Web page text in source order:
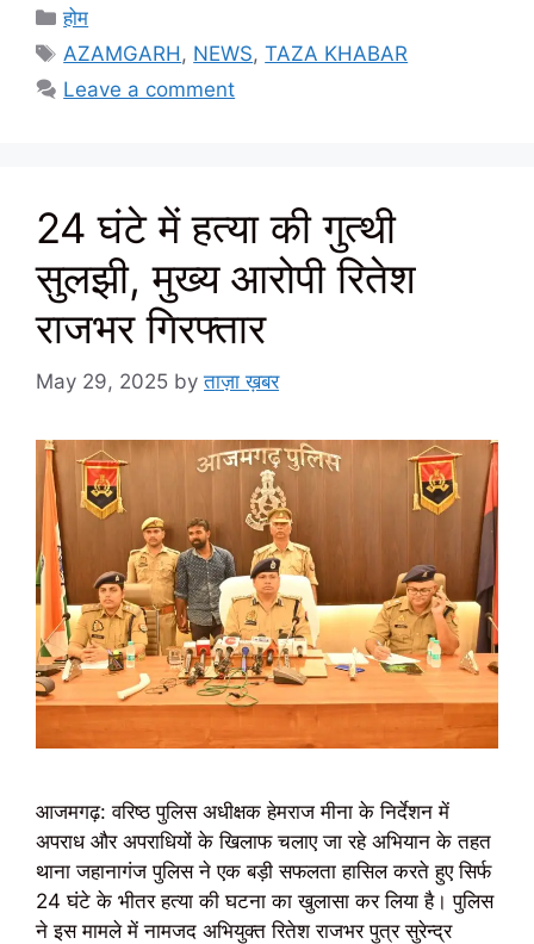
Categories
होम
Tags
AZAMGARH, NEWS,TAZA KHABAR
Leave a comment
24 घंटे में हत्या की गुत्थी
सुलझी, मुख्य आरोपी रितेश
राजभर गिरफ्तार
May 29, 2025 byताज़ा ख़बर
आजमगढ़: वरिष्ठ पुलिस अधीक्षक हेमराज मीना के निर्देशन में
अपराध और अपराधियों के खिलाफ चलाए जा रहे अभियान के तहत
थाना जहानागंज पुलिस ने एक बड़ी सफलता हासिल करते हुए सिर्फ
24 घंटे के भीतर हत्या की घटना का खुलासा कर लिया है। पुलिस
ने इस मामले में नामजद अभियुक्त रितेश राजभर पुत्र सुरेन्द्र